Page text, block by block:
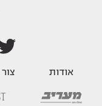
אודות